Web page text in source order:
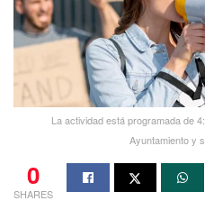
La actividad está programada de
Ayuntamiento y
0
SHARES